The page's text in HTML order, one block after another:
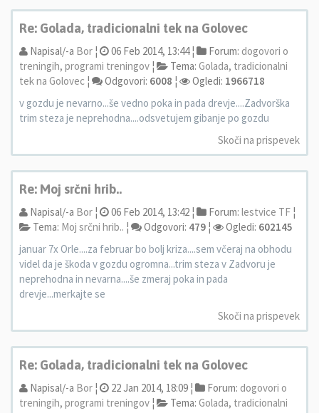
Re: Golada, tradicionalni tek na Golovec
Napisal/-a Bor ¦ 06 Feb 2014, 13:44 ¦ Forum: dogovori o
treningih, programi treningov ¦ Tema: Golada, tradicionalni
tek na Golovec ¦ Odgovori: 6008 ¦ Ogledi: 1966718
v gozdu je nevarno...še vedno poka in pada drevje....Zadvorška
trim steza je neprehodna....odsvetujem gibanje po gozdu
Skoči na prispevek
Re: Moj srčni hrib..
Napisal/-a Bor ¦ 06 Feb 2014, 13:42 ¦ Forum: lestvice TF ¦
Tema: Moj srčni hrib.. ¦ Odgovori: 479 ¦ Ogledi: 602145
januar 7x Orle....za februar bo bolj kriza....sem včeraj na obhodu
videl da je škoda v gozdu ogromna...trim steza v Zadvoru je
neprehodna in nevarna....še zmeraj poka in pada
drevje...merkajte se
Skoči na prispevek
Re: Golada, tradicionalni tek na Golovec
Napisal/-a Bor ¦ 22 Jan 2014, 18:09 ¦ Forum: dogovori o
treningih, programi treningov ¦ Tema: Golada, tradicionalni